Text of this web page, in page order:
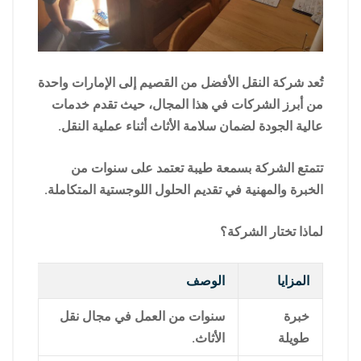
تُعد شركة النقل الأفضل من القصيم إلى الإمارات واحدة
من أبرز الشركات في هذا المجال، حيث تقدم خدمات
عالية الجودة لضمان سلامة الأثاث أثناء عملية النقل.
تتمتع الشركة بسمعة طيبة تعتمد على سنوات من
الخبرة والمهنية في تقديم الحلول اللوجستية المتكاملة.
لماذا تختار الشركة؟
المزايا الوصف
خبرة
طويلة
سنوات من العمل في مجال نقل
الأثاث.